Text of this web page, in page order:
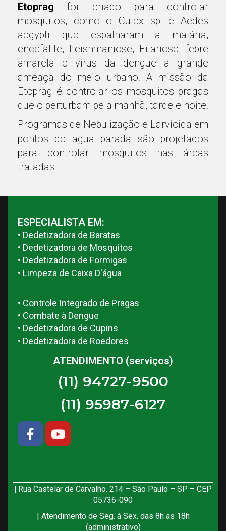
Etoprag foi criado para controlar
mosquitos, como o Culex sp. e Aedes
aegypti que espalharam a malária,
encefalite, Leishmaniose, Filariose, febre
amarela e vírus da dengue a grande
ameaça do meio urbano. A missão da
Etoprag é controlar os mosquitos pragas
que o perturbam pela manhã, tarde e noite.
Programas de Nebulização e Larvicida em
pontos de agua parada são projetados
para controlar mosquitos nas áreas
tratadas.
ESPECIALISTA EM:
• Dedetizadora de Baratas
• Dedetizadora de Mosquitos
• Dedetizadora de Formigas
• Limpeza de Caixa D'água
• Controle Integrado de Pragas
• Combate à Dengue
• Dedetizadora de Cupins
• Dedetizadora de Roedores
ATENDIMENTO (serviços)
(11) 94727-9500
(11) 95987-6127
| Rua Castelar de Carvalho, 214 – São Paulo – SP – CEP
05736-090
| Atendimento de Seg. à Sex. das 8h as 18h
(administrativo)